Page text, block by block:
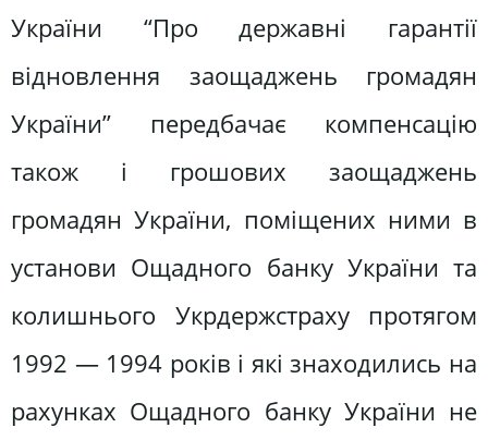
України “Про державні гарантії
відновлення заощаджень громадян
України” передбачає компенсацію
також і грошових заощаджень
громадян України, поміщених ними в
установи Ощадного банку України та
колишнього Укрдержстраху протягом
1992 — 1994 років і які знаходились на
рахунках Ощадного банку України не